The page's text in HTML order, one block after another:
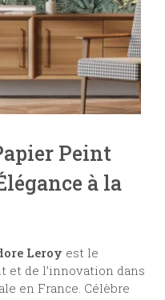
Peint
à la
Leroy est le
et de l’innovation dans
en France. Célèbre